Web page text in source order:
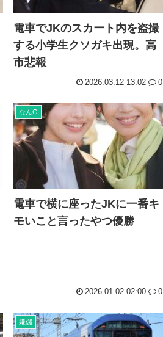
電車でJKのスカート内を盗撮
する小学生クソガキ出現。高
市悲報
2026.03.12 13:02 0
なんG
電車で横に座ったJKに一番キ
モいこと言ったやつ優勝
2026.01.02 02:00 0
嫌儲